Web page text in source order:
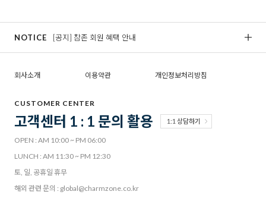
NOTICE [공지] 참존 회원 혜택 안내
회사소개 이용약관 개인정보처리방침
CUSTOMER CENTER
고객센터 1 : 1 문의 활용 1:1 상담하기
OPEN : AM 10:00 ~ PM 06:00
LUNCH : AM 11:30 ~ PM 12:30
토, 일, 공휴일 휴무
해외 관련 문의 : global@charmzone.co.kr